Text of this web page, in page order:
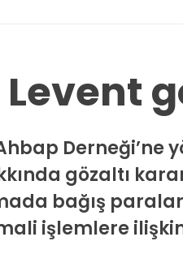
gözaltı
bağış
işlemlere